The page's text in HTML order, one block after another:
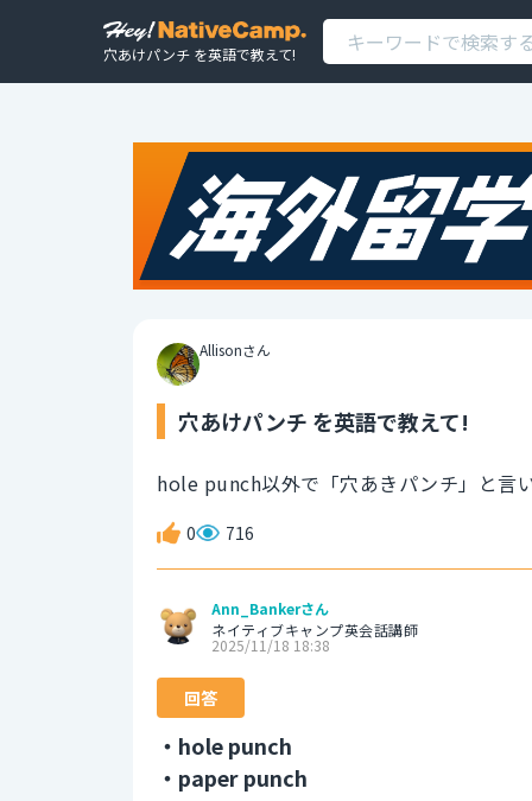
穴あけパンチ を英語で教えて!
Allisonさん
穴あけパンチ を英語で教えて!
hole punch以外で「穴あきパンチ」と言
0 716
Ann_Bankerさん
ネイティブキャンプ英会話講師
2025/11/18 18:38
回答
・hole punch
・paper punch